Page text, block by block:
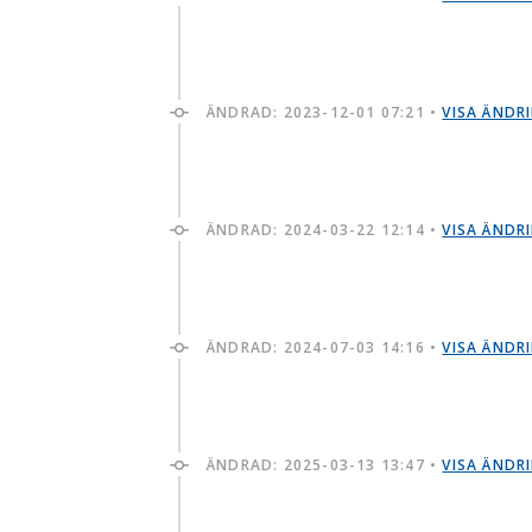
ÄNDRAD: 2023-12-01 07:21 •VISA
ÄNDRAD: 2024-03-22 12:14 •VISA
ÄNDRAD: 2024-07-03 14:16 •VISA
ÄNDRAD: 2025-03-13 13:47 •VISA